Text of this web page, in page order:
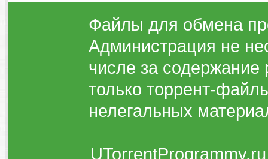
Файлы для обмена
Администрация не
числе за
только торрент-
нелегальных
UTorrentProgrammy.ru